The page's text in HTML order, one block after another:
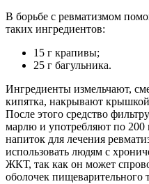
В борьбе с ревматизмом
таких ингредиентов:
15 г крапивы;
25 г багульника.
Ингредиенты измельчают,
кипятка, накрывают крышкой
После этого средство
марлю и употребляют по 200
напиток для лечения
использовать людям с
ЖКТ, так как он может
оболочек пищеварительного